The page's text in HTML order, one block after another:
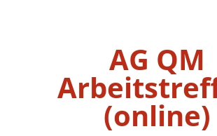
AG QM
(online)